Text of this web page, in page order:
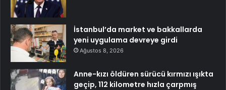
İstanbul’da market ve bakkallarda
yeni uygulama devreye girdi
Ağustos 8, 2026
Anne-kızı öldüren sürücü kırmızı ışıkta
geçip, 112 kilometre hızla çarpmış